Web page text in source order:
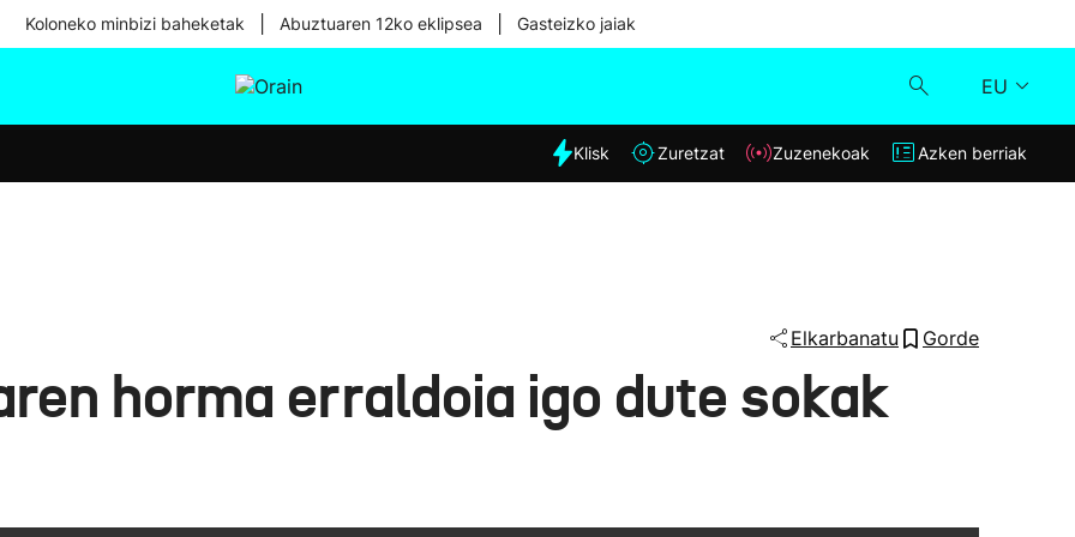
Koloneko minbizi baheketak Abuztuaren 12ko eklipsea Gasteizko jaiak
EU
Eguraldia
Klisk
Klisk Zuretzat Zuzenekoak Azken berriak
Elkarbanatu Gorde
horma erraldoia igo dute sokak